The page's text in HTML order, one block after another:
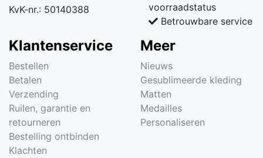
KvK-nr.: 50140388
voorraadstatus
Betrouwbare service
Klantenservice
Bestellen
Betalen
Verzending
Ruilen, garantie en
retourneren
Bestelling ontbinden
Klachten
Meer
Nieuws
Gesublimeerde kleding
Matten
Medailles
Personaliseren